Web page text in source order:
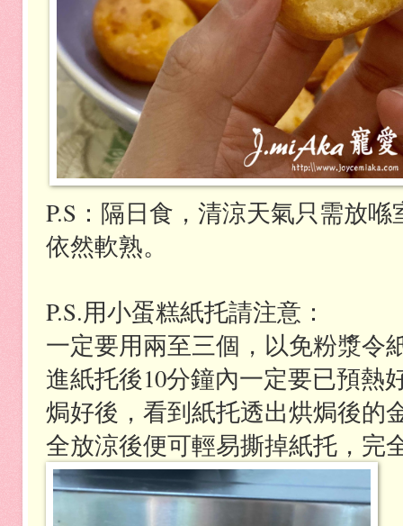
P.S ：隔日食，清涼天氣只需放
依然軟熟。
P.S.用小蛋糕紙托請注意 ：
一定要用兩至三個，以免粉漿令
進紙托後10分鐘內一定要已預熱
焗好後，看到紙托透出烘焗後的
全放涼後便可輕易撕掉紙托 ，完